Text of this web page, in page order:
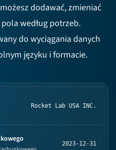
dodawać, zmieniać
według potrzeb.
do wyciągania danych
języku i formacie.
Rocket Lab USA INC.
2023-12-31